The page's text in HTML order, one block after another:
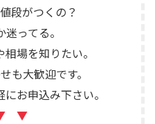
段がつくの？
ってる。
場を知りたい。
も大歓迎です。
お申込み下さい。
▼